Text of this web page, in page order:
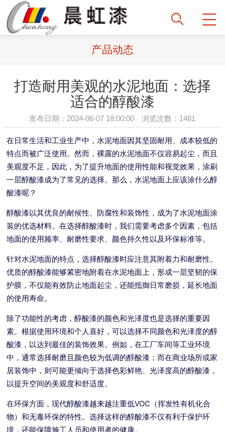
产品动态
打造耐用美观的水泥地面：选择
适合的醇酸漆
发布日期：2024-06-07 18:00:00 浏览次数：1481
在日常生活和工业生产中，水泥地面因其坚固耐用、成本较低的
特点而被广泛使用。然而，裸露的水泥地面不仅容易起尘，而且
美观度不足，因此，为了提升地面的使用性能和视觉效果，涂刷
一层醇酸漆成为了常见的选择。那么，水泥地面上应该涂什么醇
酸漆呢？
醇酸漆以其优良的耐候性、防腐性和装饰性，成为了水泥地面涂
装的优选材料。在选择醇酸漆时，我们需要考虑多个因素，包括
地面的使用频率、耐磨性要求、颜色持久性以及环保标准等。
针对水泥地面的特点，选择醇酸漆时应注意其附着力和耐磨性。
优质的醇酸漆能够紧密地附着在水泥地面上，形成一层坚韧的保
护膜，不仅能有效防止地面起尘，还能抵御日常磨损，延长地面
的使用寿命。
除了功能性的考虑，醇酸漆的颜色和光泽度也是选择的重要因
素。根据使用环境和个人喜好，可以选择不同颜色和光泽度的醇
酸漆，以达到最佳的装饰效果。例如，在工厂车间等工业环境
中，通常选择耐磨且颜色较为低调的醇酸漆；而在商业场所或家
居装饰中，则可能更倾向于选择色彩鲜艳、光泽度高的醇酸漆，
以提升空间的美观度和舒适度。
在环保方面，现代醇酸漆越来越注重低VOC（挥发性有机化合
物）和无毒环保的特性。选择这样的醇酸漆不仅有利于保护环
境，还能保障施工人员和使用者的健康。